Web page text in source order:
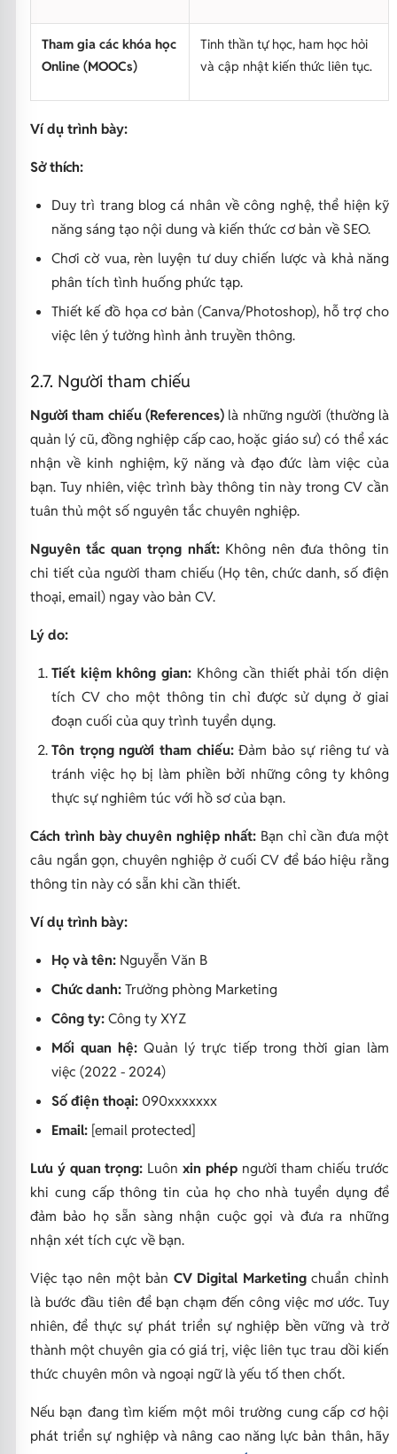
Tham gia các khóa học
Online (MOOCs)
Tinh thần tự học, ham học hỏi
và cập nhật kiến thức liên tục.
Ví dụ trình bày:
Sở thích:
Duy trì trang blog cá nhân về công nghệ, thể hiện kỹ
năng sáng tạo nội dung và kiến thức cơ bản về SEO.
Chơi cờ vua, rèn luyện tư duy chiến lược và khả năng
phân tích tình huống phức tạp.
Thiết kế đồ họa cơ bản (Canva/Photoshop), hỗ trợ cho
việc lên ý tưởng hình ảnh truyền thông.
2.7. Người tham chiếu
Người tham chiếu (References) là những người (thường là
quản lý cũ, đồng nghiệp cấp cao, hoặc giáo sư) có thể xác
nhận về kinh nghiệm, kỹ năng và đạo đức làm việc của
bạn. Tuy nhiên, việc trình bày thông tin này trong CV cần
tuân thủ một số nguyên tắc chuyên nghiệp.
Nguyên tắc quan trọng nhất:Không nên đưa thông tin
chi tiết của người tham chiếu (Họ tên, chức danh, số điện
thoại, email) ngay vào bản CV.
Lý do:
Tiết kiệm không gian: Không cần thiết phải tốn diện
tích CV cho một thông tin chỉ được sử dụng ở giai
đoạn cuối của quy trình tuyển dụng.
Tôn trọng người tham chiếu:Đảm bảo sự riêng tư và
tránh việc họ bị làm phiền bởi những công ty không
thực sự nghiêm túc với hồ sơ của bạn.
Cách trình bày chuyên nghiệp nhất:Bạn chỉ cần đưa một
câu ngắn gọn, chuyên nghiệp ở cuối CV để báo hiệu rằng
thông tin này có sẵn khi cần thiết.
Ví dụ trình bày:
Họ và tên:Nguyễn Văn B
Chức danh:Trưởng phòng Marketing
Công ty:Công ty XYZ
Mối quan hệ:Quản lý trực tiếp trong thời gian làm
việc (2022 - 2024)
Số điện thoại:090xxxxxxx
Email:[email protected]
Lưu ý quan trọng: Luôn xin phépngười tham chiếu trước
khi cung cấp thông tin của họ cho nhà tuyển dụng để
đảm bảo họ sẵn sàng nhận cuộc gọi và đưa ra những
nhận xét tích cực về bạn.
Việc tạo nên một bản CV Digital Marketingchuẩn chỉnh
là bước đầu tiên để bạn chạm đến công việc mơ ước. Tuy
nhiên, để thực sự phát triển sự nghiệp bền vững và trở
thành một chuyên gia có giá trị, việc liên tục trau dồi kiến
thức chuyên môn và ngoại ngữ là yếu tố then chốt.
Nếu bạn đang tìm kiếm một môi trường cung cấp cơ hội
phát triển sự nghiệp và nâng cao năng lực bản thân, hãy